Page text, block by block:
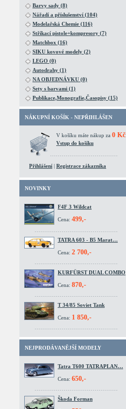
Barvy sady (8)
Nářadí a příslušenství (104)
Modelařská Chemie (116)
Stříkací pistole+kompresory (7)
Matchbox (16)
SIKU kovové modely (2)
LEGO (0)
Autodrahy (1)
NA OBJEDNÁVKU (0)
Sety s barvami (1)
Publikace,Monografie,Časopisy (15)
NÁKUPNÍ KOŠÍK - NEPŘIHLÁŠEN
V košíku máte nákup za 0 Kč
Vstup do košíku
Přihlášení | Registrace zákazníka
NOVINKY
F4F 3 Wildcat
Cena: 499,-
TATRA 603 - B5 Marat…
Cena: 2 700,-
KURFÜRST DUAL COMBO
Cena: 870,-
T 34/85 Soviet Tank
Cena: 1 850,-
NEJPRODÁVANĚJŠÍ MODELY
Tatra T600 TATRAPLAN…
Cena: 650,-
Škoda Forman